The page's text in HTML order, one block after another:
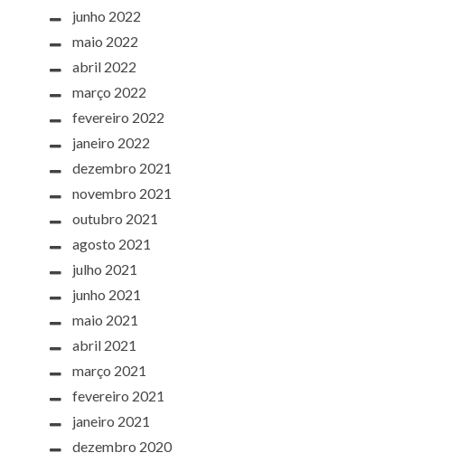
junho 2022
maio 2022
abril 2022
março 2022
fevereiro 2022
janeiro 2022
dezembro 2021
novembro 2021
outubro 2021
agosto 2021
julho 2021
junho 2021
maio 2021
abril 2021
março 2021
fevereiro 2021
janeiro 2021
dezembro 2020